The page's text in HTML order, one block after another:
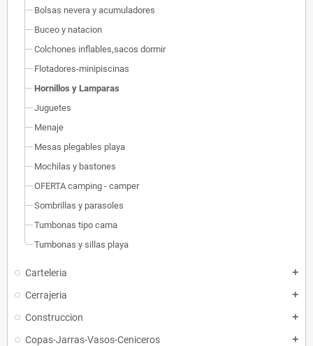
Bolsas nevera y acumuladores
Buceo y natacion
Colchones inflables,sacos dormir
Flotadores-minipiscinas
Hornillos y Lamparas
Juguetes
Menaje
Mesas plegables playa
Mochilas y bastones
OFERTA camping - camper
Sombrillas y parasoles
Tumbonas tipo cama
Tumbonas y sillas playa
Carteleria add
Cerrajeria add
Construccion add
Copas-Jarras-Vasos-Ceniceros add